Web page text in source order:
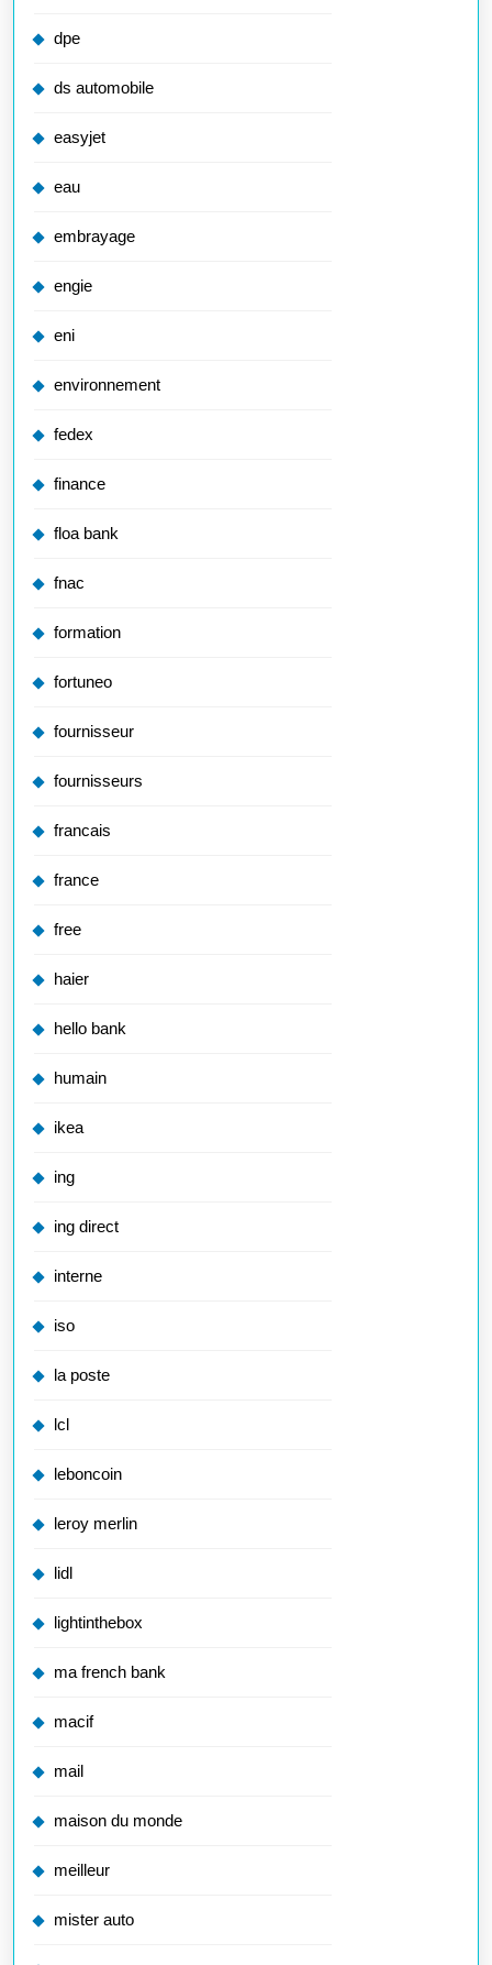
dpe
ds automobile
easyjet
eau
embrayage
engie
eni
environnement
fedex
finance
floa bank
fnac
formation
fortuneo
fournisseur
fournisseurs
francais
france
free
haier
hello bank
humain
ikea
ing
ing direct
interne
iso
la poste
lcl
leboncoin
leroy merlin
lidl
lightinthebox
ma french bank
macif
mail
maison du monde
meilleur
mister auto